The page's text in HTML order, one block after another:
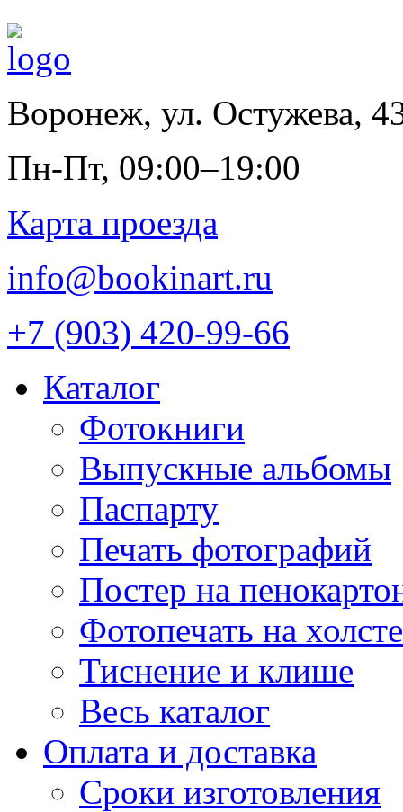
Воронеж, ул. Остужева,
Пн-Пт, 09:00–19:00
Карта проезда
info@bookinart.ru
+7 (903) 420-99-66
Каталог
Фотокниги
Выпускные альбомы
Паспарту
Печать фотографий
Постер на
Фотопечать на холсте
Тиснение и клише
Весь каталог
Оплата и доставка
Сроки изготовления